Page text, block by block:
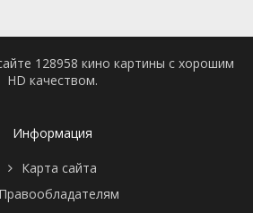
128958 кино картины с хорошим
HD качеством.
Информация
Карта сайта
Правообладателям